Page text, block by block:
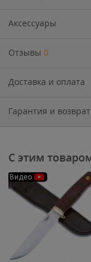
Аксессуары
Отзывы 0
Доставка и оплата
Гарантия и возврат
С этим
Видео